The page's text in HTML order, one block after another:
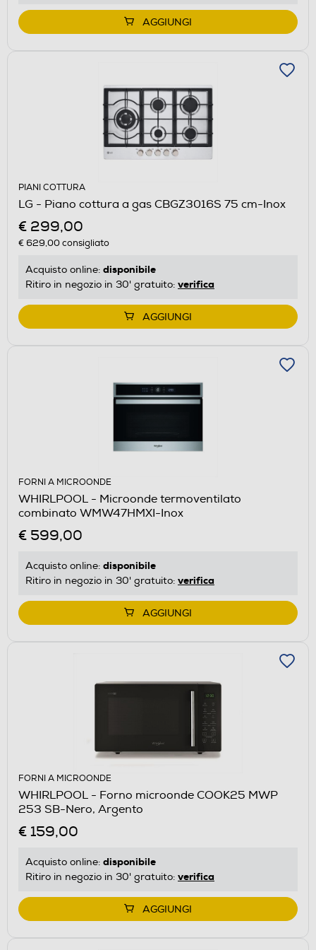
AGGIUNGI
PIANI COTTURA
LG - Piano cottura a gas CBGZ3016S 75 cm-Inox
€ 299,00
€ 629,00consigliato
Acquisto online: disponibile
Ritiro in negozio in 30' gratuito: verifica
AGGIUNGI
FORNI A MICROONDE
WHIRLPOOL - Microonde termoventilato
combinato WMW47HMXI-Inox
€ 599,00
Acquisto online: disponibile
Ritiro in negozio in 30' gratuito: verifica
AGGIUNGI
FORNI A MICROONDE
WHIRLPOOL - Forno microonde COOK25 MWP
253 SB-Nero, Argento
€ 159,00
Acquisto online: disponibile
Ritiro in negozio in 30' gratuito: verifica
AGGIUNGI